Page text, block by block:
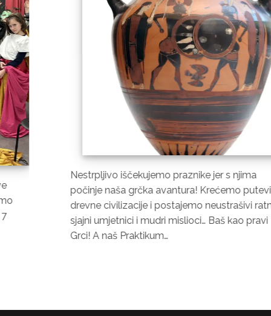
praznike jer s njima
avantura! Krećemo putevima
i postajemo neustrašivi ratnici,
i mudri mislioci… Baš kao pravi
Pozdravili
kampom u
EGIPAT“!